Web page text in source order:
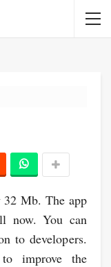
Mb. The app
now. You can
to developers.
improve the